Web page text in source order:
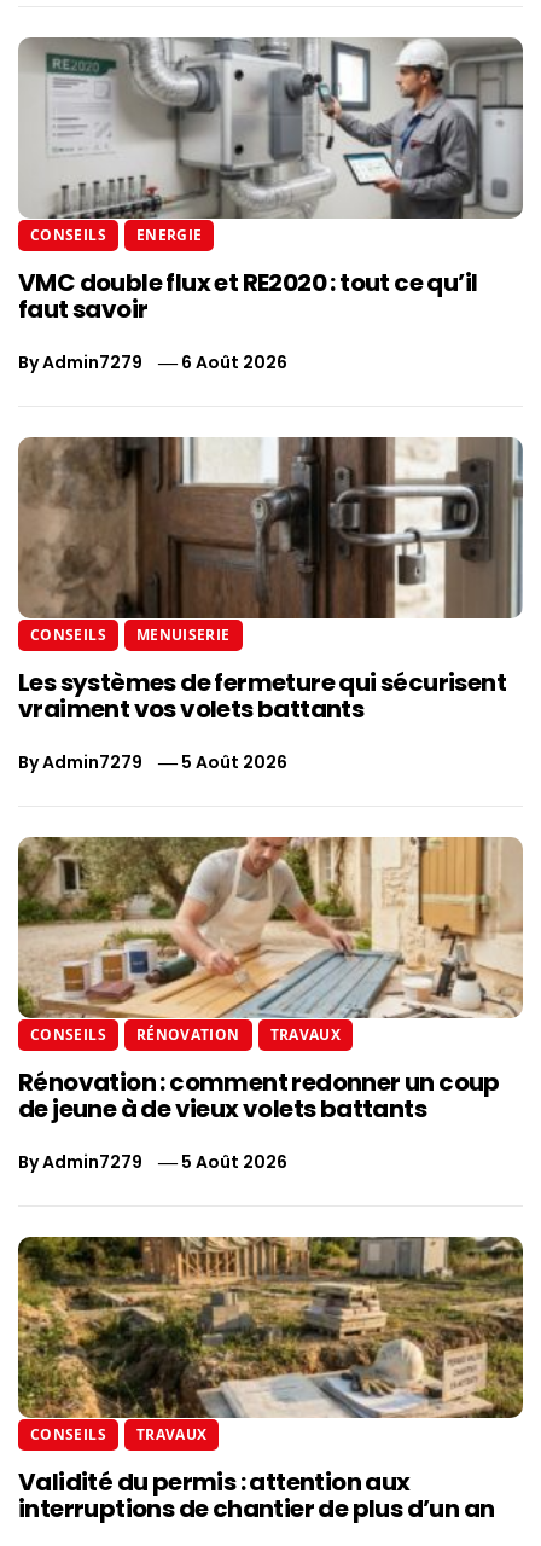
CONSEILS ENERGIE
VMC double flux et RE2020 : tout ce qu’il
faut savoir
ByAdmin7279 6 Août 2026
CONSEILS MENUISERIE
Les systèmes de fermeture qui sécurisent
vraiment vos volets battants
ByAdmin7279 5 Août 2026
CONSEILS RÉNOVATION TRAVAUX
Rénovation : comment redonner un coup
de jeune à de vieux volets battants
ByAdmin7279 5 Août 2026
CONSEILS TRAVAUX
Validité du permis : attention aux
interruptions de chantier de plus d’un an